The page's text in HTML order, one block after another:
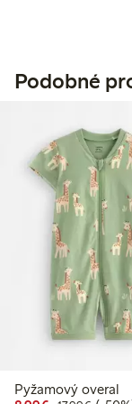
Podobné
Pyžamový overal